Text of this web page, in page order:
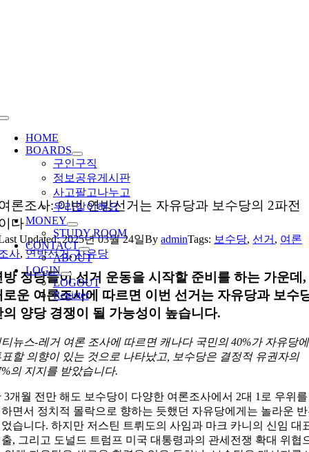
Toggle
Navigation
HOME
BOARDS
구인구직
정보공유게시판
사고팔고나누고
우리같이해요
MONEY
STUDY ROOM
CONTACT
ABOUT
LOGIN
LOGOUT
Register
론조사: 이번 연방선거는 자유당과 보수당의 2파전
다
Updated: 2025년 03월 24일ByadminTags: 보수당, 선거 , 여론
사,연방선거,자유당
방 정당들이 선거 운동을 시작할 준비를 하는 가운데,
로운 여론조사에 따르면 이번 선거는 자유당과 보수
의 양당 경쟁이 될 가능성이 높습니다.
뉴스-레거 여론 조사에 따르면 캐나다 국민의 40%가 자유당에
할 의향이 있는 것으로 나타났고, 보수당은 결정적 유권자의
의 지지를 받았습니다.
3개월 전만 해도 보수당이 다양한 여론조사에서 2대 1로 우위를
면서 정치적 몰락으로 향하는 듯했던 자유당에게는 놀라운
습니다. 하지만 저스틴 트뤼도의 사임과 마크 카니의 신임 대
, 그리고 도널드 트럼프 미국 대통령과의 관세전쟁 확대 위협